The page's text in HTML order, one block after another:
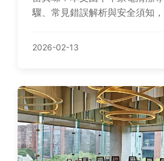
驟、常見錯誤解析與安全須知
2026-02-13